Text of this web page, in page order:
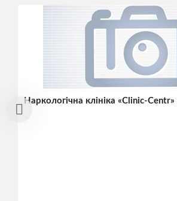
Наркологічна клініка «Clinic-Centr»